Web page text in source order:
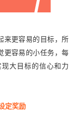
来更容易的目标，所
更容易的小任务，每
大目标的信心和力
定奖励